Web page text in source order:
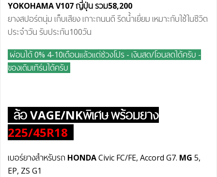
YOKOHAMA V107 ญี่ปุ่นรวม58,200
ยางสปอร์ตนุ่ม เก็บเสียง เกาะถนนดี รีดน้ำเยี่ยม เหมาะกับใช้ในชีวิต
ประจำวัน รับประกัน100วัน
ผ่อนได้ 0% 4-10เดือนแล้วแต่ช่วงโปร - เงินสด/โอนลดได้ครับ -
ของเดิมเทิร์นได้ครับ
ล้อVAGE/NKพิเศษพร้อมยาง
225/45R18
เบอร์ยางสำหรับรถ HONDACivic FC/FE, Accord G7. MG 5,
EP, ZS G1